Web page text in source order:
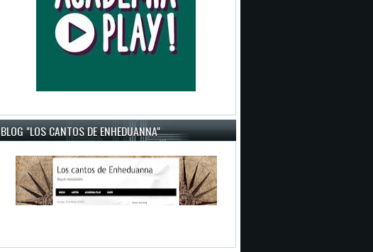
BLOG "LOS CANTOS DE ENHEDUANNA"